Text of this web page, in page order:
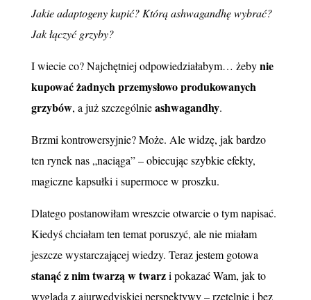
Jakie adaptogeny kupić? Którą ashwagandhę wybrać?
Jak łączyć grzyby?
I wiecie co? Najchętniej odpowiedziałabym… żebynie
kupować żadnych przemysłowo produkowanych
grzybów, a już szczególnieashwagandhy.
Brzmi kontrowersyjnie? Może. Ale widzę, jak bardzo
ten rynek nas „naciąga” – obiecując szybkie efekty,
magiczne kapsułki i supermoce w proszku.
Dlatego postanowiłam wreszcie otwarcie o tym napisać.
Kiedyś chciałam ten temat poruszyć, ale nie miałam
jeszcze wystarczającej wiedzy. Teraz jestem gotowa
stanąć z nim twarzą w twarzi pokazać Wam, jak to
wygląda z ajurwedyjskiej perspektywy – rzetelnie i bez